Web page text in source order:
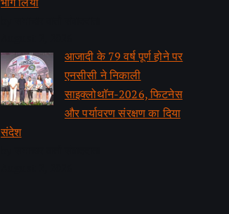
आजादी के 79 वर्ष पूर्ण होने पर
एनसीसी ने निकाली
साइक्लोथॉन-2026, फिटनेस
और पर्यावरण संरक्षण का दिया
संदेश